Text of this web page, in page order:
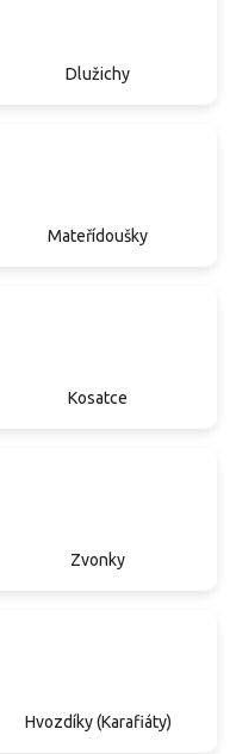
Dlužichy
Mateřídoušky
Kosatce
Zvonky
Hvozdíky (Karafiáty)